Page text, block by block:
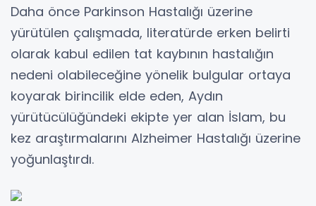
Daha önce Parkinson Hastalığı üzerine
yürütülen çalışmada, literatürde erken belirti
olarak kabul edilen tat kaybının hastalığın
nedeni olabileceğine yönelik bulgular ortaya
koyarak birincilik elde eden, Aydın
yürütücülüğündeki ekipte yer alan İslam, bu
kez araştırmalarını Alzheimer Hastalığı üzerine
yoğunlaştırdı.